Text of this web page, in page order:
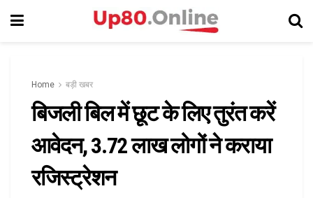
Home बड़ी खबर
बिजली बिल में छूट के लिए तुरंत करें
आवेदन, 3.72 लाख लोगों ने कराया
रजिस्ट्रेशन